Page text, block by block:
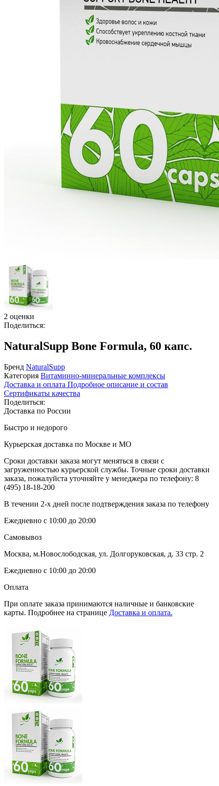
2 оценки
Поделиться:
NaturalSupp Bone Formula, 60 капс.
Бренд NaturalSupp
Категория Витаминно-минеральные комплексы
Доставка и оплата Подробное описание и состав
Сертификаты качества
Поделиться:
Доставка по России
Быстро и недорого
Курьерская доставка по Москве и МО
Сроки доставки заказа могут меняться в связи с
загруженностью курьерской службы. Точные сроки доставки
заказа, пожалуйста уточняйте у менеджера по телефону: 8
(495) 18-18-200
В течении 2-х дней после подтверждения заказа по телефону
Ежедневно с 10:00 до 20:00
Самовывоз
Москва, м.Новослободская, ул. Долгоруковская, д. 33 стр. 2
Ежедневно с 10:00 до 20:00
Оплата
При оплате заказа принимаются наличные и банковские
карты. Подробнее на странице Доставка и оплата.